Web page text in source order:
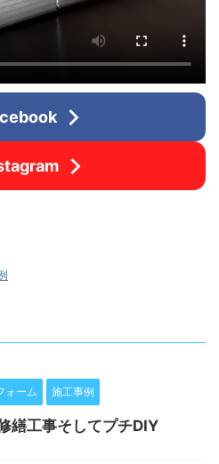
ォーム 施工事例
繕工事そしてプチDIY